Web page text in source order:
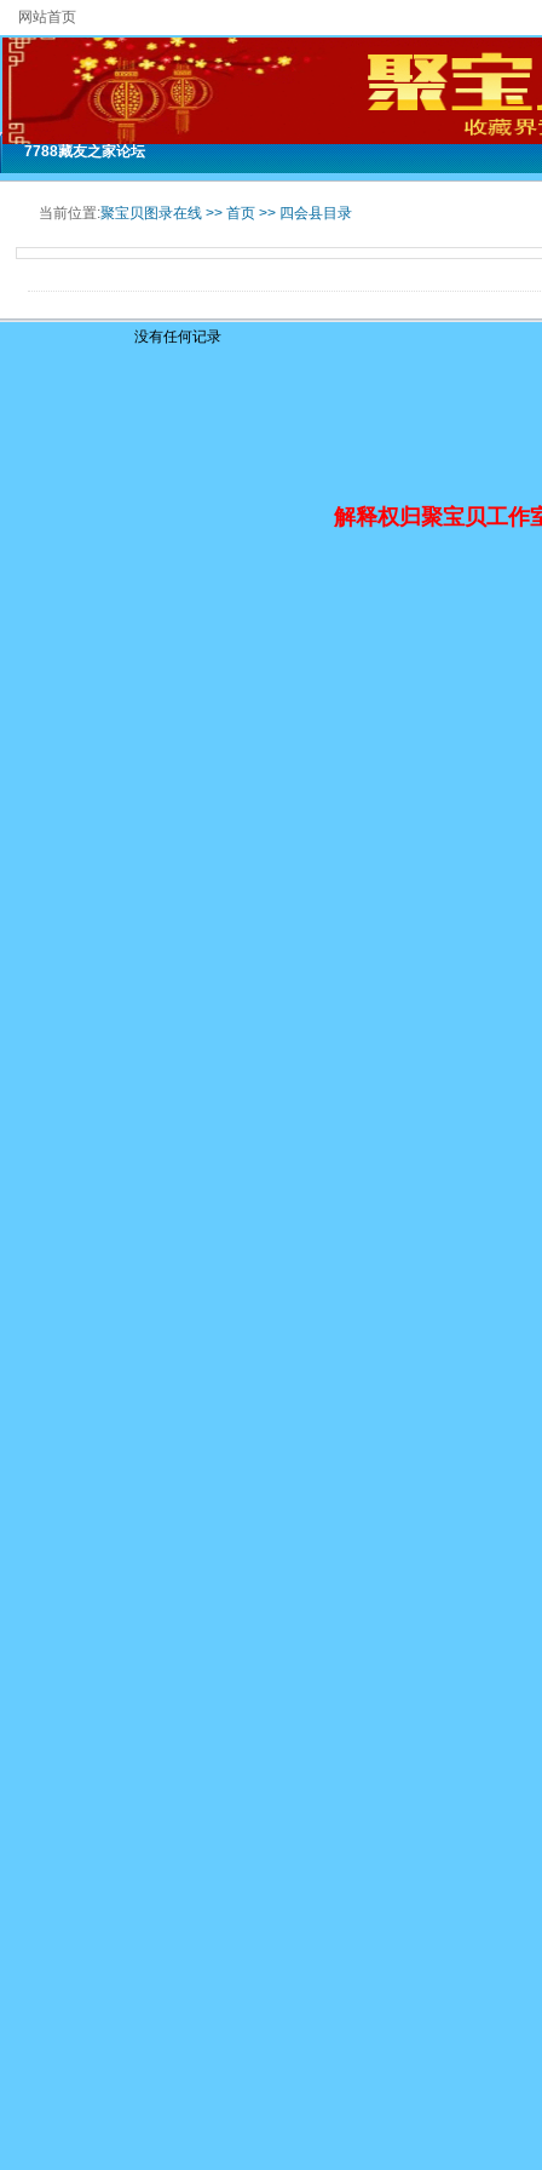
网站首页
7788藏友之家论坛
当前位置:聚宝贝图录在线 >> 首页 >> 四会县目录
没有任何记录
解释权归聚宝贝工作